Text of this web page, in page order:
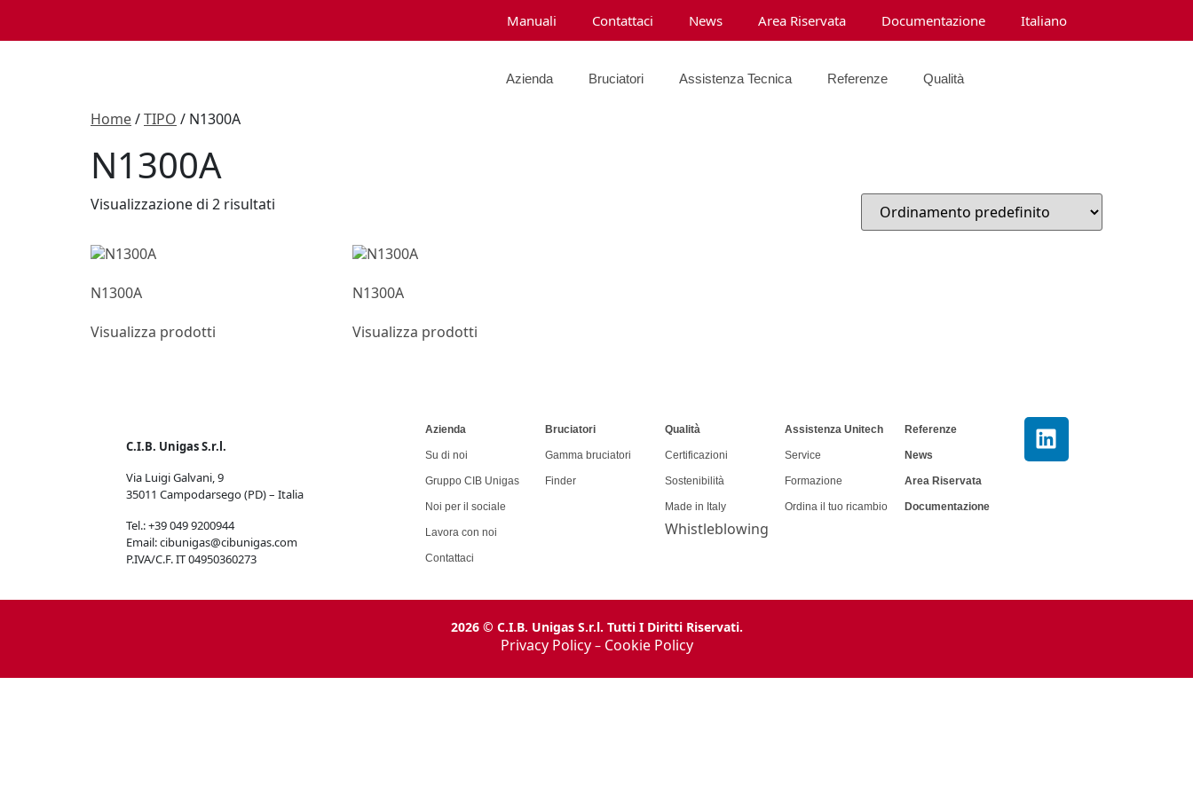
Manuali Contattaci News Area Riservata Documentazione Italiano
Azienda Bruciatori Assistenza Tecnica Referenze Qualità
Home/TIPO / N1300A
N1300A
Visualizzazione di 2 risultati
N1300A
Visualizza prodotti
N1300A
Visualizza prodotti
C.I.B. Unigas S.r.l.
Via Luigi Galvani, 9
35011 Campodarsego (PD) – Italia
Tel.: +39 049 9200944
Email: cibunigas@cibunigas.com
P.IVA/C.F. IT 04950360273
Azienda
Su di noi
Gruppo CIB Unigas
Noi per il sociale
Lavora con noi
Contattaci
Bruciatori
Gamma bruciatori
Finder
Qualità
Certificazioni
Sostenibilità
Made in Italy
Whistleblowing
Assistenza Unitech
Service
Formazione
Ordina il tuo ricambio
Referenze
News
Area Riservata
Documentazione
2026 © C.I.B. Unigas S.r.l. Tutti I Diritti Riservati.
Privacy Policy– Cookie Policy